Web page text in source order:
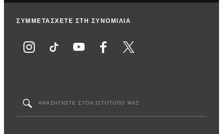
ΣΥΜΜΕΤΑΣΧΕΤΕ ΣΤΗ ΣΥΝΟΜΙΛΙΑ